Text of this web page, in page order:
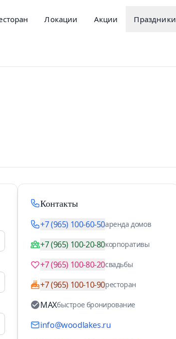
Локации Акции Праздники
Контакты
+7 (965) 100-60-50аренда домов
+7 (965) 100-20-80корпоративы
+7 (965) 100-80-20свадьбы
+7 (965) 100-10-90ресторан
MAXбыстрое бронирование
info@woodlakes.ru